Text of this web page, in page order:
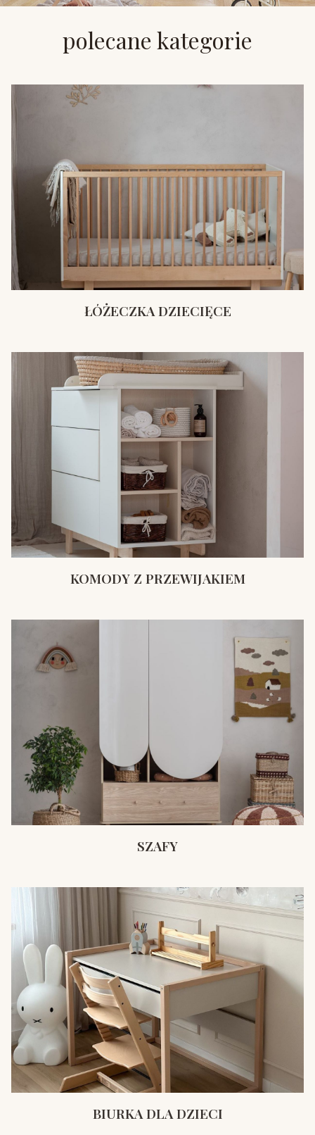
polecane kategorie
ŁÓŻECZKA DZIECIĘCE
KOMODY Z PRZEWIJAKIEM
SZAFY
BIURKA DLA DZIECI